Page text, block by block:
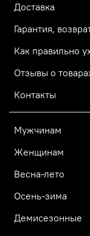
Доставка
Гарантия,
Как правильно
Отзывы о
Контакты
Мужчинам
Женщинам
Весна-лето
Осень-зима
Демисезонные